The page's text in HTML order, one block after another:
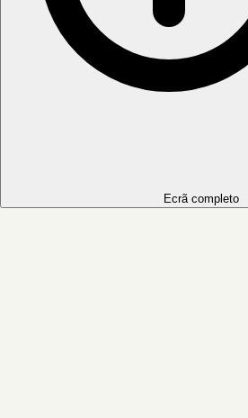
Ecrã completo